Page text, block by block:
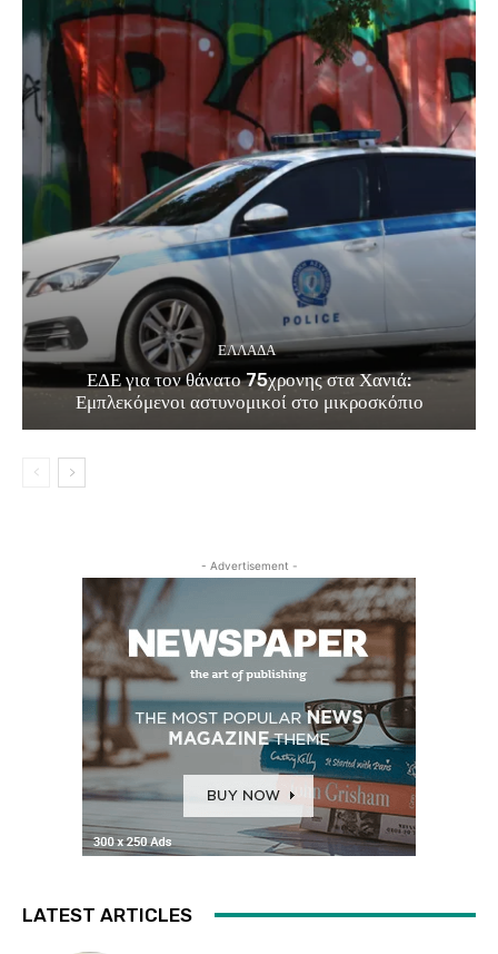
ΕΛΛΑΔΑ
ΕΔΕ για τον θάνατο 75χρονης στα Χανιά:
Εμπλεκόμενοι αστυνομικοί στο μικροσκόπιο
- Advertisement -
LATEST ARTICLES